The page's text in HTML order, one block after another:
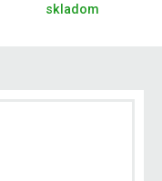
skladom